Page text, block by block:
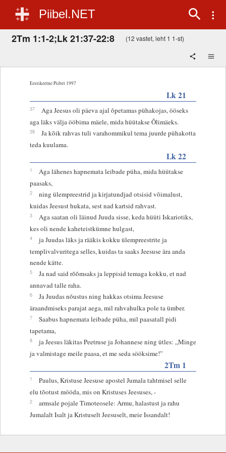
Piibel.NET
2Tm 1:1-2;Lk 21:37-22:8 (12 vastet, leht 1 1-st)
Eestikeelne Piibel 1997
Lk 21
37
Aga Jeesus oli päeva ajal õpetamas pühakojas, ööseks
aga läks välja ööbima mäele, mida hüütakse Õlimäeks.
38
Ja kõik rahvas tuli varahommikul tema juurde pühakotta
teda kuulama.
Lk 22
1
Aga lähenes hapnemata leibade püha, mida hüütakse
paasaks,
2
ning ülempreestrid ja kirjatundjad otsisid võimalust,
kuidas Jeesust hukata, sest nad kartsid rahvast.
3
Aga saatan oli läinud Juuda sisse, keda hüüti Iskariotiks,
kes oli nende kaheteistkümne hulgast,
4
ja Juudas läks ja rääkis kokku ülempreestrite ja
templivalvuritega selles, kuidas ta saaks Jeesuse ära anda
nende kätte.
5
Ja nad said rõõmsaks ja leppisid temaga kokku, et nad
annavad talle raha.
6
Ja Juudas nõustus ning hakkas otsima Jeesuse
äraandmiseks parajat aega, mil rahvahulka pole ta ümber.
7
Saabus hapnemata leibade püha, mil paasatall pidi
tapetama,
8
ja Jeesus läkitas Peetruse ja Johannese ning ütles: „Minge
ja valmistage meile paasa, et me seda sööksime!”
2Tm 1
1
Paulus, Kristuse Jeesuse apostel Jumala tahtmisel selle
elu tõotust mööda, mis on Kristuses Jeesuses, -
2
armsale pojale Timoteosele: Armu, halastust ja rahu
Jumalalt Isalt ja Kristuselt Jeesuselt, meie Issandalt!